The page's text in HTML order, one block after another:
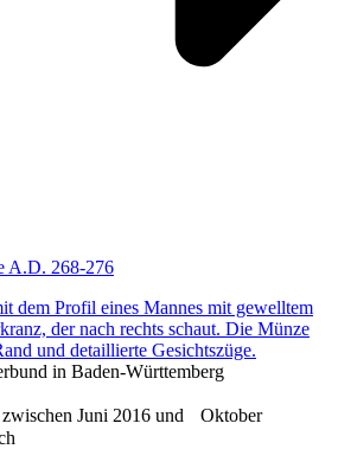
A.D. 268-276
in Baden-Württemberg
Juni 2016 und Oktober